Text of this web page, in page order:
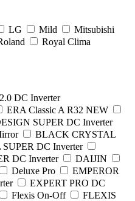
LG Mild
Mitsubishi
Royal Clima
DC Inverter
ERA Classic A R32 NEW
SUPER DC Inverter
BLACK CRYSTAL
DC Inverter
DC Inverter
DAIJIN
Deluxe Pro
EMPEROR
EXPERT PRO DC
Flexis On-Off
FLEXIS